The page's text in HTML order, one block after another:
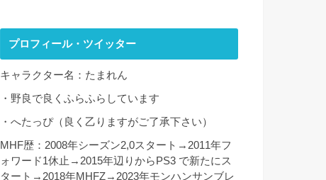
プロフィール・ツイッター
キャラクター名：たまれん
・野良で良くふらふらしています
・へたっぴ（良く乙りますがご了承下さい）
MHF歴：2008年シーズン2,0スタート→2011年フ
ォワード1休止→2015年辺りからPS3 で新たにス
タート→2018年MHFZ→2023年モンハンサンブレ